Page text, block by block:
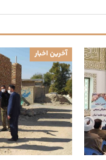
آخرین اخبار